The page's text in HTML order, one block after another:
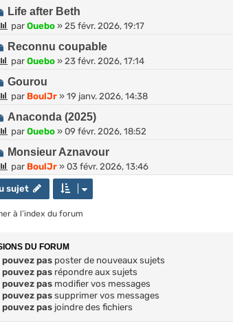
Life after Beth
par Ouebo » 25 févr. 2026, 19:17
Reconnu coupable
par Ouebo » 23 févr. 2026, 17:14
Gourou
par BoulJr » 19 janv. 2026, 14:38
Anaconda (2025)
par Ouebo » 09 févr. 2026, 18:52
Monsieur Aznavour
par BoulJr » 03 févr. 2026, 13:46
sujet
à l’index du forum
DU FORUM
pouvez pas poster de nouveaux sujets
pouvez pas répondre aux sujets
pouvez pas modifier vos messages
pouvez pas supprimer vos messages
pouvez pas joindre des fichiers